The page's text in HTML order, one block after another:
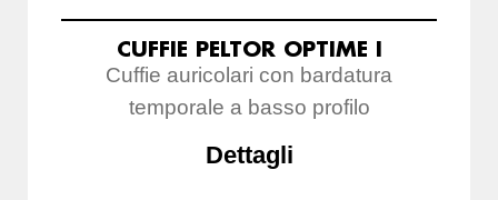
CUFFIE PELTOR OPTIME I
Cuffie auricolari con bardatura
temporale a basso profilo
Dettagli